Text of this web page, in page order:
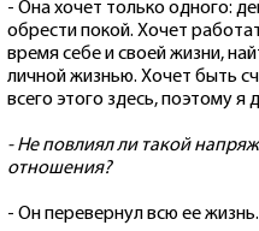
- Она хочет только одного:
обрести покой. Хочет
время себе и своей жизни,
личной жизнью. Хочет быть
всего этого здесь, поэтому я
- Не повлиял ли такой
отношения?
- Он перевернул всю ее